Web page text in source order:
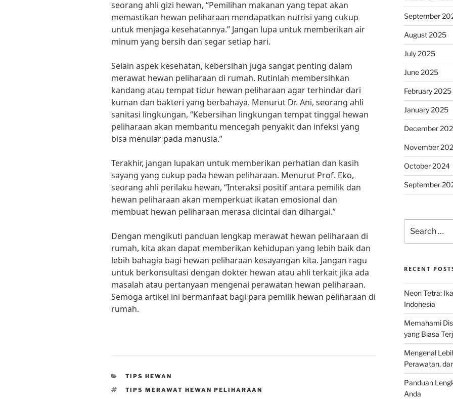
seorang ahli gizi hewan, “Pemilihan makanan yang tepat akan
memastikan hewan peliharaan mendapatkan nutrisi yang cukup
untuk menjaga kesehatannya.” Jangan lupa untuk memberikan air
minum yang bersih dan segar setiap hari.
Selain aspek kesehatan, kebersihan juga sangat penting dalam
merawat hewan peliharaan di rumah. Rutinlah membersihkan
kandang atau tempat tidur hewan peliharaan agar terhindar dari
kuman dan bakteri yang berbahaya. Menurut Dr. Ani, seorang ahli
sanitasi lingkungan, “Kebersihan lingkungan tempat tinggal hewan
peliharaan akan membantu mencegah penyakit dan infeksi yang
bisa menular pada manusia.”
Terakhir, jangan lupakan untuk memberikan perhatian dan kasih
sayang yang cukup pada hewan peliharaan. Menurut Prof. Eko,
seorang ahli perilaku hewan, “Interaksi positif antara pemilik dan
hewan peliharaan akan memperkuat ikatan emosional dan
membuat hewan peliharaan merasa dicintai dan dihargai.”
Dengan mengikuti panduan lengkap merawat hewan peliharaan di
rumah, kita akan dapat memberikan kehidupan yang lebih baik dan
lebih bahagia bagi hewan peliharaan kesayangan kita. Jangan ragu
untuk berkonsultasi dengan dokter hewan atau ahli terkait jika ada
masalah atau pertanyaan mengenai perawatan hewan peliharaan.
Semoga artikel ini bermanfaat bagi para pemilik hewan peliharaan di
rumah.
CATEGORIES
TIPS HEWAN
TAGS
TIPS MERAWAT HEWAN PELIHARAAN
September
August 2025
July 2025
June 2025
February 2025
January 2025
December
November
October 2024
September
for:
RECENT
Neon Tetra:
Indonesia
Memahami
yang Biasa
Mengenal
Perawatan,
Panduan
Anda